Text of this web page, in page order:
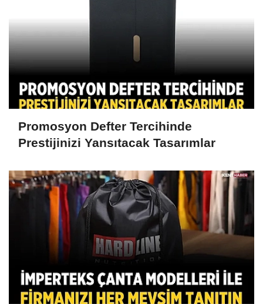
Promosyon Defter Tercihinde
Prestijinizi Yansıtacak Tasarımlar